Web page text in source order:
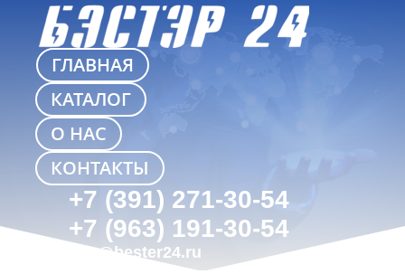
ГЛАВНАЯ
КАТАЛОГ
О НАС
КОНТАКТЫ
+7 (391) 271-30-54
+7 (963) 191-30-54
info@bester24.ru